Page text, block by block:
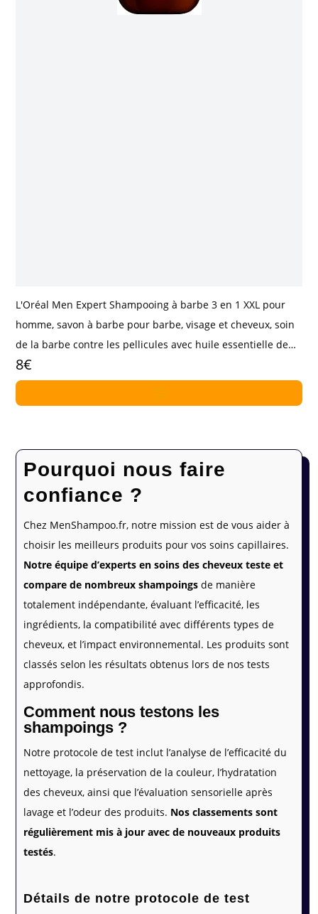
L'Oréal Men Expert Shampooing à barbe 3 en 1 XXL pour
homme, savon à barbe pour barbe, visage et cheveux, soin
de la barbe contre les pellicules avec huile essentielle de
bois de cèdre, Barber Club,
8€
Pourquoi nous faire
confiance ?
Chez MenShampoo.fr, notre mission est de vous aider à
choisir les meilleurs produits pour vos soins capillaires.
Notre équipe d’experts en soins des cheveux teste et
compare de nombreux shampoings de manière
totalement indépendante, évaluant l’efficacité, les
ingrédients, la compatibilité avec différents types de
cheveux, et l’impact environnemental. Les produits sont
classés selon les résultats obtenus lors de nos tests
approfondis.
Comment nous testons les
shampoings ?
Notre protocole de test inclut l’analyse de l’efficacité du
nettoyage, la préservation de la couleur, l’hydratation
des cheveux, ainsi que l’évaluation sensorielle après
lavage et l’odeur des produits. Nos classements sont
régulièrement mis à jour avec de nouveaux produits
testés.
Détails de notre protocole de test